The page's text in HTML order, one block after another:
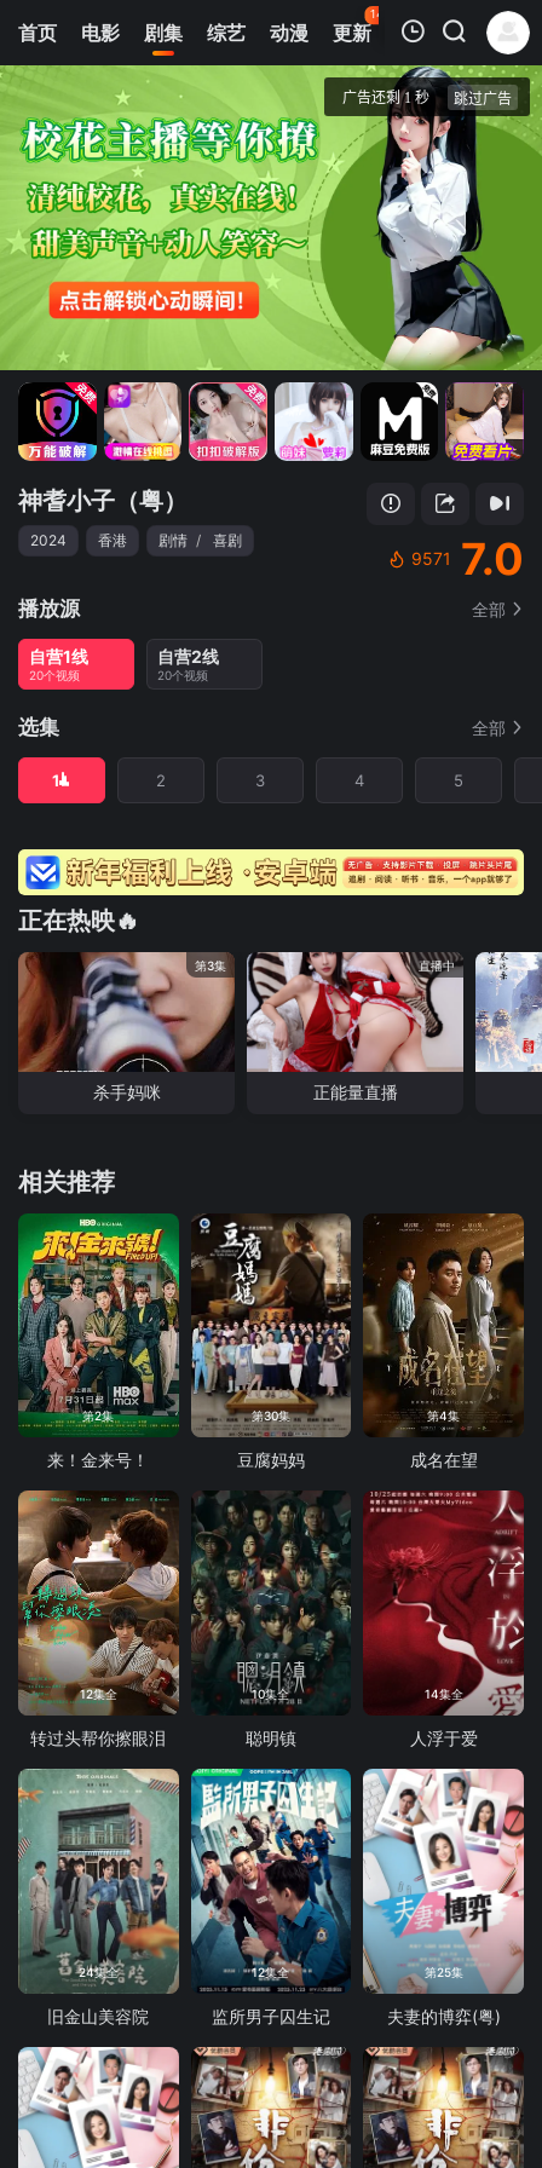
首页 电影 剧集 综艺 动漫 更新
141
热榜 APP
我的观影记录
1
神耆小子（粤）
清空
神耆小子（粤）
2024 香港 剧情 / 喜剧
9571 7.0
播放源 全部
自营1线
20个视频
自营2线
20个视频
选集 全部
1 2 3 4 5
正在热映🔥
第3集
杀手妈咪
直播中
正能量直播
相关推荐
第2集
来！金来号！
第30集
豆腐妈妈
第4集
成名在望
12集全
转过头帮你擦眼泪
10集全
聪明镇
14集全
人浮于爱
24集全
旧金山美容院
12集全
监所男子囚生记
第25集
夫妻的博弈(粤)